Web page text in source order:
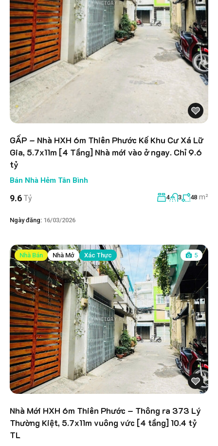
GẤP – Nhà HXH 6m Thiên Phước Kế Khu Cư Xá Lữ
Gia, 5.7x11m [4 Tầng] Nhà mới vào ở ngay. Chỉ 9.6
tỷ
Bán Nhà Hẻm Tân Bình
9.6 Tỷ 4 3 48 m²
Ngày đăng: 16/03/2026
Nhà Bán Nhà Mở Xác Thực 5
Nhà Mới HXH 6m Thiên Phước – Thông ra 373 Lý
Thường Kiệt, 5.7x11m vuông vức [4 tầng] 10.4 tỷ
TL